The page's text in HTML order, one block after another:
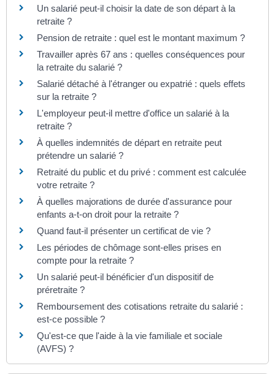
Un salarié peut-il choisir la date de son départ à la
retraite ?
Pension de retraite : quel est le montant maximum ?
Travailler après 67 ans : quelles conséquences pour
la retraite du salarié ?
Salarié détaché à l'étranger ou expatrié : quels effets
sur la retraite ?
L'employeur peut-il mettre d'office un salarié à la
retraite ?
À quelles indemnités de départ en retraite peut
prétendre un salarié ?
Retraité du public et du privé : comment est calculée
votre retraite ?
À quelles majorations de durée d'assurance pour
enfants a-t-on droit pour la retraite ?
Quand faut-il présenter un certificat de vie ?
Les périodes de chômage sont-elles prises en
compte pour la retraite ?
Un salarié peut-il bénéficier d'un dispositif de
préretraite ?
Remboursement des cotisations retraite du salarié :
est-ce possible ?
Qu'est-ce que l'aide à la vie familiale et sociale
(AVFS) ?